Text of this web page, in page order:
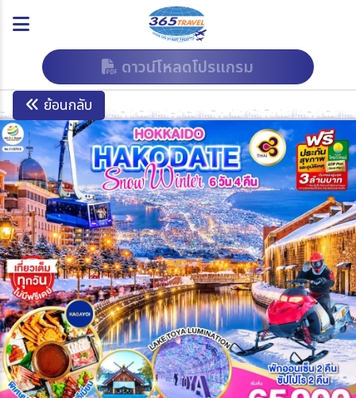
ดาวน์โหลดโปรแกรม
ย้อนกลับ